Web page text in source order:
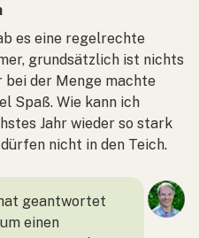
es eine regelrechte
grundsätzlich ist nichts
bei der Menge machte
Spaß. Wie kann ich
Jahr wieder so stark
nicht in den Teich.
geantwortet
einen